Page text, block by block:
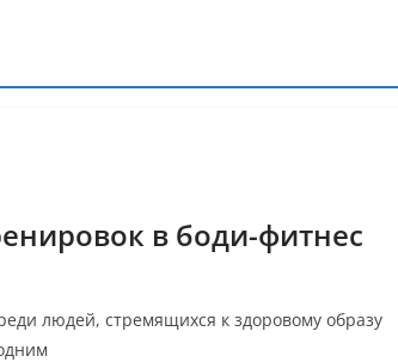
в боди-фитнес
людей, стремящихся к здоровому образу